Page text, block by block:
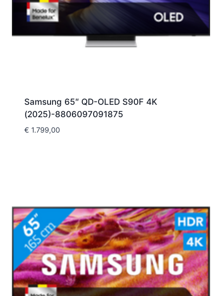
Samsung 65″ QD-OLED S90F 4K
(2025)-8806097091875
€ 1.799,00